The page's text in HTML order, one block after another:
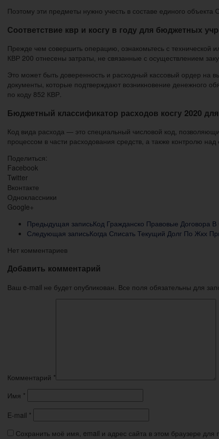
Поэтому эти предметы нужно учесть в составе единого
Соответствие квр и косгу в году для бюджетных
Прежде чем совершить операцию, ознакомьтесь с технической
КВР 200 отнесены затраты, не связанные с осуществлением
Это может быть доверенность и расходный кассовый ордер на
документы, которые подтверждают возникновение денежного
по коду 852 КВР.
Бюджетный классификатор расходов косгу 2020
Код вида расхода — это специальный числовой код,
процессом в части расходования средств, а также контролю
Поделиться:
Facebook
Twitter
Вконтакте
Одноклассники
Google+
Предыдущая записьКод Гражданско Правовые Договора
Следующая записьКогда Списать Текущий Долг По Жкх
Нет комментариев
Добавить комментарий
Ваш e-mail не будет опубликован. Все поля обязательны для
Комментарий *
Имя *
E-mail *
Сохранить моё имя, email и адрес сайта в этом браузере